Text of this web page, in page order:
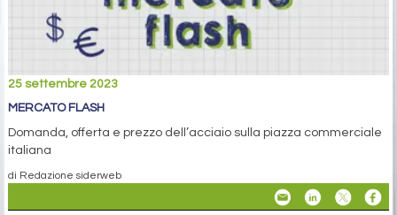
25 settembre 2023
MERCATO FLASH
Domanda, offerta e prezzo dell’acciaio sulla piazza commerciale
italiana
di Redazione siderweb